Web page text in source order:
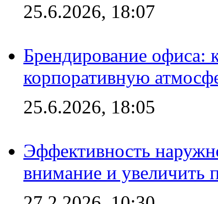
25.6.2026, 18:07
Брендирование офиса:
корпоративную
25.6.2026, 18:05
Эффективность
внимание и увеличить